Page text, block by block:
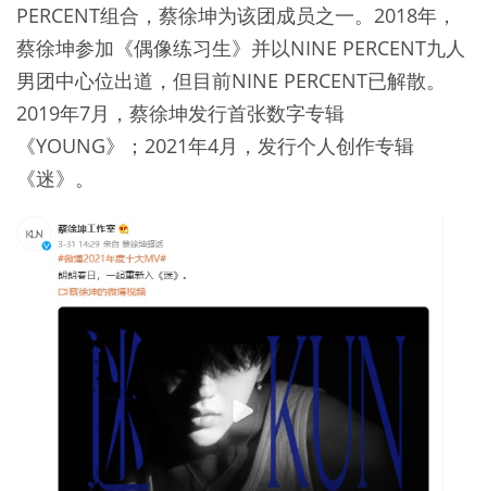
PERCENT组合，蔡徐坤为该团成员之一。2018年，
蔡徐坤参加《偶像练习生》并以NINE PERCENT九人
男团中心位出道，但目前NINE PERCENT已解散。
2019年7月，蔡徐坤发行首张数字专辑
《YOUNG》；2021年4月，发行个人创作专辑
《迷》。